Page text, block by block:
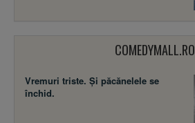
COMEDYMALL.RO
Vremuri triste. Şi păcănelele se
închid.